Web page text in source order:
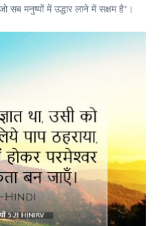
सब मनुष्यों में उद्धार लाने में सक्षम है*।